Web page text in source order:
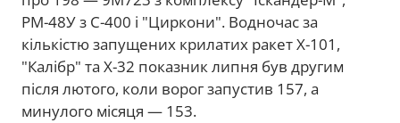
РМ-48У з С-400 і "Циркони". Водночас за
кількістю запущених крилатих ракет Х-101,
"Калібр" та Х-32 показник липня був другим
після лютого, коли ворог запустив 157, а
минулого місяця — 153.